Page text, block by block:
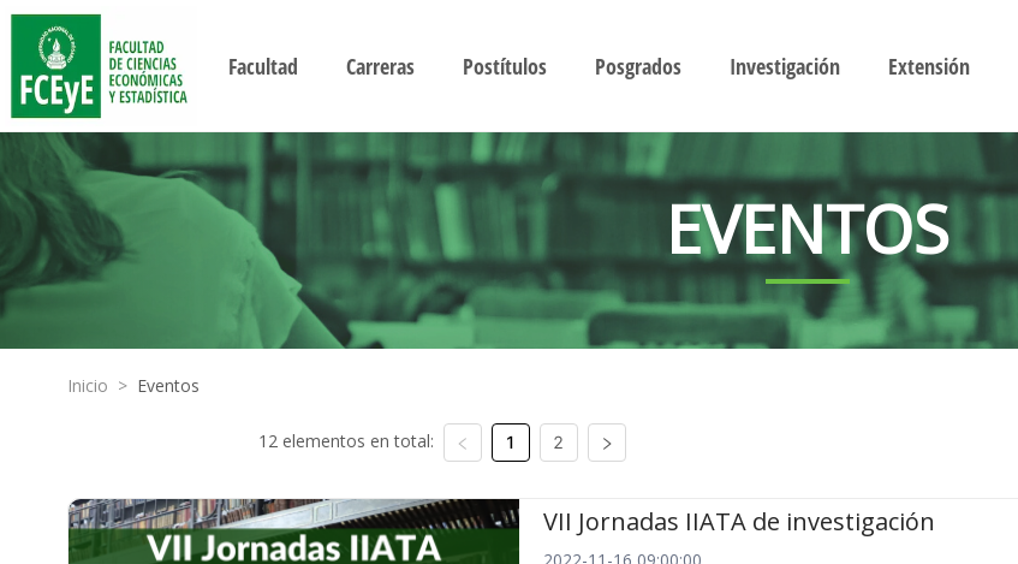
Facultad Carreras Postítulos Posgrados Investigación Extensión
EVENTOS
Inicio > Eventos
12 elementos en total: 1 2
VII Jornadas IIATA de investigación